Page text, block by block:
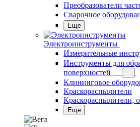
Преобразователи
Сварочное
Еще
Электроинструменты
Измерительные
Инструменты для
поверхностей
Клининговое
Краскораспылители
Краскораспылители,
Еще